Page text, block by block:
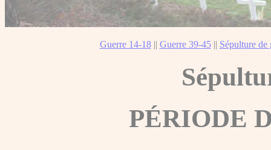
Guerre 14-18|| Guerre 39-45|| Sépulture de
PÉRIODE